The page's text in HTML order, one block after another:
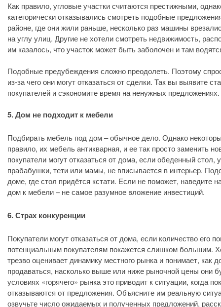
Как правило, угловые участки считаются престижными,
категорически отказывались смотреть подобные
районе, где они жили раньше, несколько раз машины
на углу улиц. Другие не хотели смотреть недвижимость,
им казалось, что участок может быть заболочен и там
Подобные предубеждения сложно преодолеть. Поэтому
из-за чего они могут отказаться от сделки. Так вы выявите
покупателей и сэкономите время на ненужных предложениях.
5. Дом не подходит к мебели
Подбирать мебель под дом – обычное дело. Однако
правило, их мебель антикварная, и ее так просто заменить
покупатели могут отказаться от дома, если обеденный стол,
прабабушки, тети или мамы, не вписывается в интерьер.
доме, где стол придётся кстати. Если не поможет, наведите
дом к мебели – не самое разумное вложение инвестиций.
6. Страх конкуренции
Покупатели могут отказаться от дома, если количество его
потенциальным покупателям покажется слишком большим.
трезво оценивает динамику местного рынка и понимает, как
продаваться, насколько выше или ниже рыночной цены они
условиях «горячего» рынка это приводит к ситуации, когда
отказываются от предложения. Объясните им реальную
озвучьте число ожидаемых и полученных предложений,